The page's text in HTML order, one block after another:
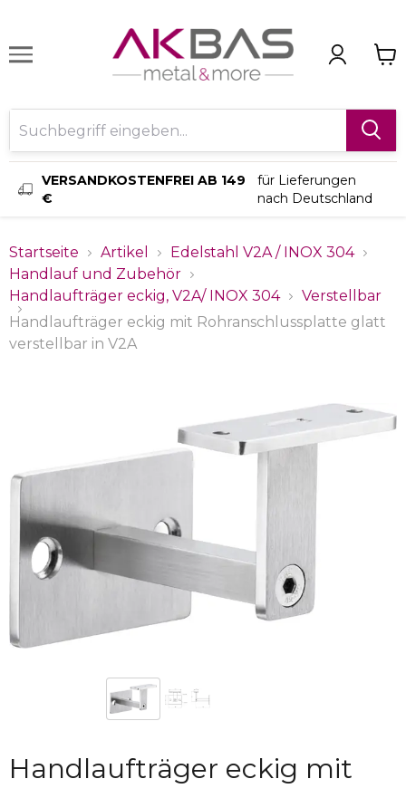
VERSANDKOSTENFREI AB 149
€
für Lieferungen
nach Deutschland
Startseite Artikel
Edelstahl V2A / INOX 304
Handlauf und Zubehör
Handlaufträger eckig, V2A/ INOX 304
Verstellbar
Handlaufträger eckig mit Rohranschlussplatte glatt
verstellbar in V2A
Handlaufträger eckig mit